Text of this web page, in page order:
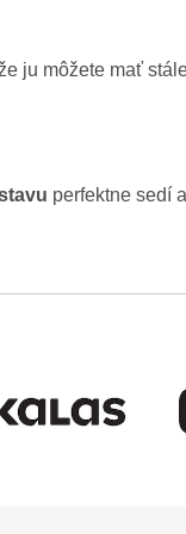
ju môžete mať
perfektne sedí a